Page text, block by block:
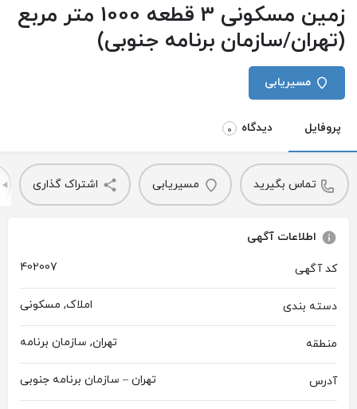
زمین مسکونی 3 قطعه 1000 متر مربع
(تهران/سازمان برنامه جنوبی)
مسیریابی
پروفایل دیدگاه 0
تماس بگیرید مسیریابی اشتراک گذاری
اطلاعات آگهی
کد آگهی 402007
دسته بندی املاک, مسکونی
منطقه تهران, سازمان برنامه
آدرس تهران – سازمان برنامه جنوبی